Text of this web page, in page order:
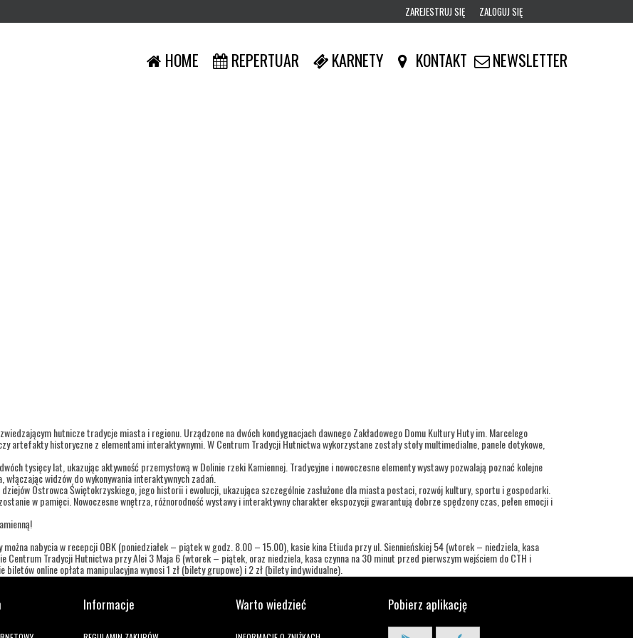
ZAREJESTRUJ SIĘ ZALOGUJ SIĘ
0,00
HOME REPERTUAR KARNETY KONTAKT NEWSLETTER
hutnicze tradycje miasta i regionu. Urządzone na dwóch kondygnacjach dawnego Zakładowego Domu Kultury Huty im. Marcelego
artefakty historyczne z elementami interaktywnymi. W Centrum Tradycji Hutnictwa wykorzystane zostały stoły multimedialne, panele dotykowe,
tysięcy lat, ukazując aktywność przemysłową w Dolinie rzeki Kamiennej. Tradycyjne i nowoczesne elementy wystawy pozwalają poznać kolejne
widzów do wykonywania interaktywnych zadań.
Ostrowca Świętokrzyskiego, jego historii i ewolucji, ukazująca szczególnie zasłużone dla miasta postaci, rozwój kultury, sportu i gospodarki.
w pamięci. Nowoczesne wnętrza, różnorodność wystawy i interaktywny charakter ekspozycji gwarantują dobrze spędzony czas, pełen emocji i
nabycia w recepcji OBK (poniedziałek – piątek w godz. 8.00 – 15.00), kasie kina Etiuda przy ul. Siennieńskiej 54 (wtorek – niedziela, kasa
Centrum Tradycji Hutnictwa przy Alei 3 Maja 6 (wtorek – piątek, oraz niedziela, kasa czynna na 30 minut przed pierwszym wejściem do CTH i
online opłata manipulacyjna wynosi 1 zł (bilety grupowe) i 2 zł (bilety indywidualne).
Informacje Warto wiedzieć Pobierz aplikację